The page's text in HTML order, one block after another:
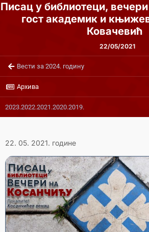
Писац у библиотеци,
гост академик и
Ковачевић
22/05/2021
Вести за 2024. годину
Архива
2023.2022.2021.2020.2019.
22. 05. 2021. године